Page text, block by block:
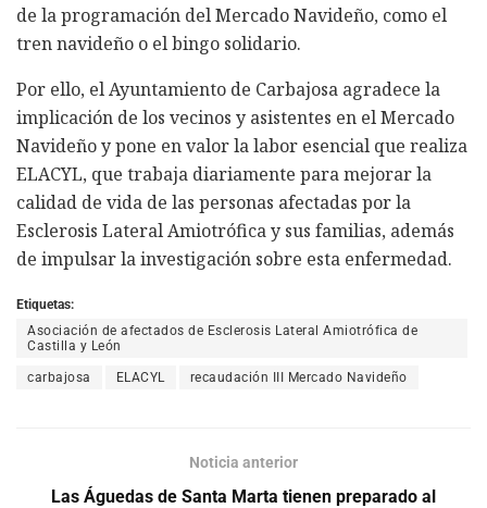
de la programación del Mercado Navideño, como el
tren navideño o el bingo solidario.
Por ello, el Ayuntamiento de Carbajosa agradece la
implicación de los vecinos y asistentes en el Mercado
Navideño y pone en valor la labor esencial que realiza
ELACYL, que trabaja diariamente para mejorar la
calidad de vida de las personas afectadas por la
Esclerosis Lateral Amiotrófica y sus familias, además
de impulsar la investigación sobre esta enfermedad.
Etiquetas:
Asociación de afectados de Esclerosis Lateral Amiotrófica de
Castilla y León
carbajosa ELACYL recaudación III Mercado Navideño
Noticia anterior
Las Águedas de Santa Marta tienen preparado al